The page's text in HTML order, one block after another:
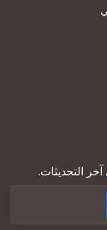
التحديثات.